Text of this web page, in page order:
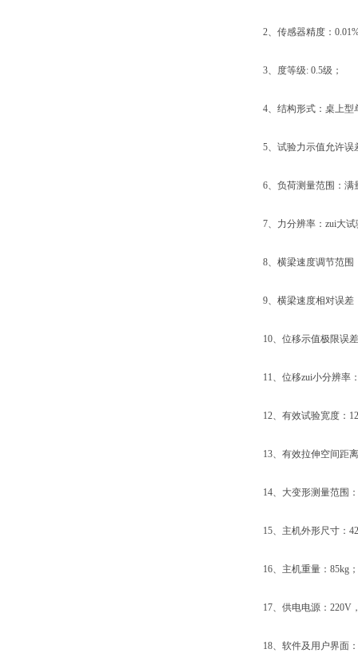
2、传感器精度：
3、度等级: 0.5级；
4、结构形式：桌上型
5、试验力示值允许误
6、负荷测量范围：满
7、力分辨率：zui大试
8、横梁速度调节范围：
9、横梁速度相对误差
10、位移示值极限误差
11、位移zui小分辨率：
12、有效试验宽度：
13、有效拉伸空间距离
14、大变形测量范围：
15、主机外形尺寸：
16、主机重量：85kg；
17、供电电源：220V
18、软件及用户界面：